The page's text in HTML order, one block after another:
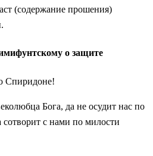
(содержание прошения)
о защите
Спиридоне!
Бога, да не осудит нас по
с нами по милости